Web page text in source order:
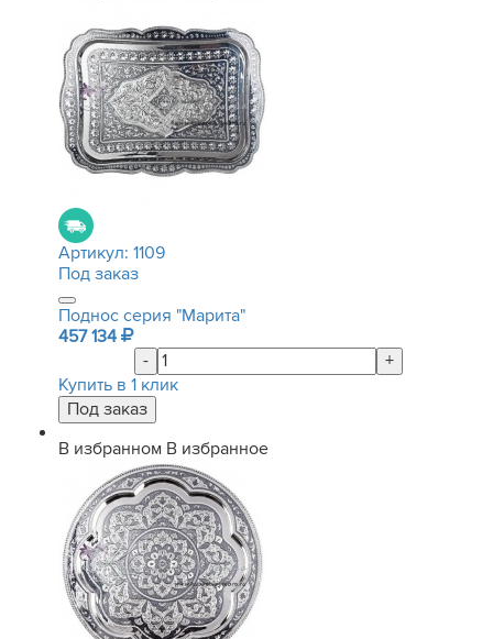
Артикул: 1109
Под заказ
Поднос серия "Марита"
457 134
-
+
Купить в 1 клик
В избранном В избранное